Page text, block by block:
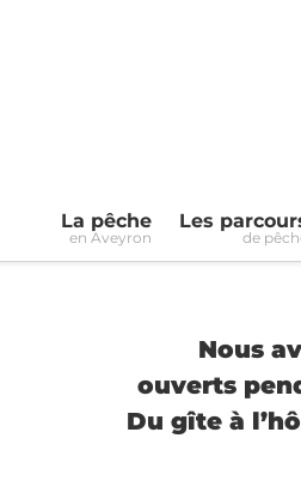
La pêche
en Aveyron
Les
de
Nous
ouverts
Du gîte à